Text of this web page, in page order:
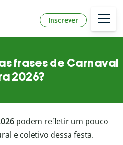
Inscrever
frases de Carnaval
2026?
podem refletir um pouco
e coletivo dessa festa.